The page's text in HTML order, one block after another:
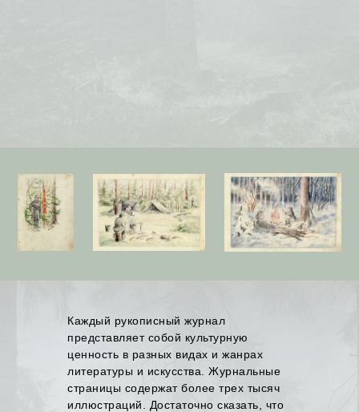
Каждый рукописный журнал
представляет собой культурную
ценность в разных видах и жанрах
литературы и искусства. Журнальные
страницы содержат более трех тысяч
иллюстраций. Достаточно сказать, что